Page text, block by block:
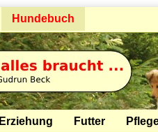
Hundebuch
Erziehung Futter